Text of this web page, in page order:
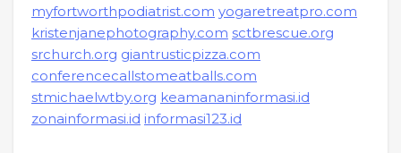
myfortworthpodiatrist.com yogaretreatpro.com
kristenjanephotography.com sctbrescue.org
srchurch.org giantrusticpizza.com
conferencecallstomeatballs.com
stmichaelwtby.org keamananinformasi.id
zonainformasi.id informasi123.id